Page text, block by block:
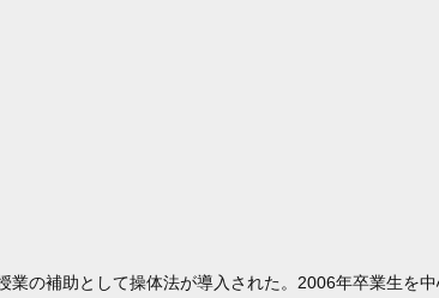
の補助として操体法が導入された。2006年卒業生を